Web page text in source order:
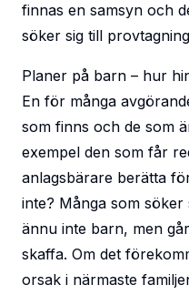
finnas en samsyn och
söker sig till
Planer på barn – hur
En för många
som finns och de som
exempel den som får
anlagsbärare berätta
inte? Många som
ännu inte barn, men
skaffa. Om det
orsak i närmaste